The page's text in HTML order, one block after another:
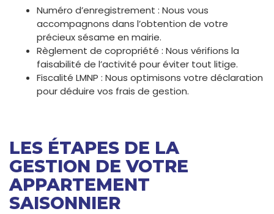
Numéro d’enregistrement : Nous vous
accompagnons dans l’obtention de votre
précieux sésame en mairie.
Règlement de copropriété : Nous vérifions la
faisabilité de l’activité pour éviter tout litige.
Fiscalité LMNP : Nous optimisons votre déclaration
pour déduire vos frais de gestion.
LES ÉTAPES DE LA
GESTION DE VOTRE
APPARTEMENT
SAISONNIER